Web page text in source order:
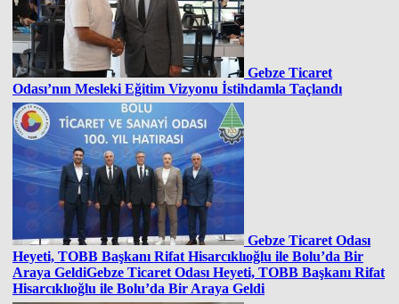
Gebze Ticaret
Odası’nın Mesleki Eğitim Vizyonu İstihdamla Taçlandı
Gebze Ticaret Odası
Heyeti, TOBB Başkanı Rifat Hisarcıklıoğlu ile Bolu’da Bir
Araya GeldiGebze Ticaret Odası Heyeti, TOBB Başkanı Rifat
Hisarcıklıoğlu ile Bolu’da Bir Araya Geldi